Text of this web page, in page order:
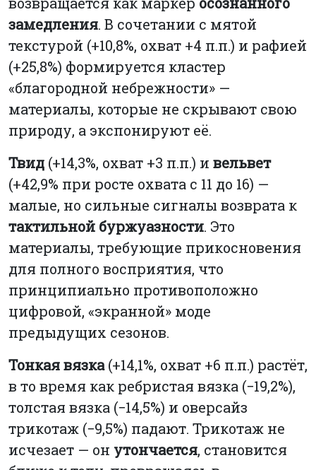
замедления. В сочетании с мятой
текстурой (+10,8%, охват +4 п.п.) и рафией
(+25,8%) формируется кластер
«благородной небрежности» —
материалы, которые не скрывают свою
природу, а экспонируют её.
Твид (+14,3%, охват +3 п.п.) и вельвет
(+42,9% при росте охвата с 11 до 16) —
малые, но сильные сигналы возврата к
тактильной буржуазности. Это
материалы, требующие прикосновения
для полного восприятия, что
принципиально противоположно
цифровой, «экранной» моде
предыдущих сезонов.
Тонкая вязка(+14,1%, охват +6 п.п.) растёт,
в то время как ребристая вязка (−19,2%),
толстая вязка (−14,5%) и оверсайз
трикотаж (−9,5%) падают. Трикотаж не
исчезает — он утончается, становится